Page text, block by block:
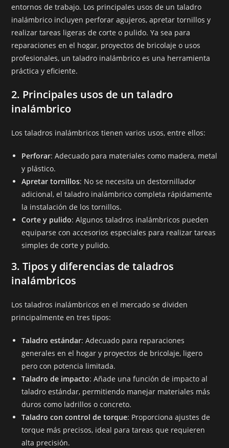
entornos de trabajo. Los principales usos de un taladro
inalámbrico incluyen perforar agujeros, apretar tornillos y
realizar tareas ligeras de corte o pulido. Ya sea para
reparaciones en el hogar, proyectos de bricolaje o usos
profesionales, un taladro inalámbrico es una herramienta
práctica y eficiente.
2. Principales usos de un taladro
inalámbrico
Los taladros inalámbricos tienen varios usos, entre ellos:
Perforar: Adecuado para materiales como madera, metal
y plástico.
Apretar tornillos: No se necesita un destornillador
adicional, el taladro inalámbrico completa rápidamente
la instalación de los tornillos.
Corte y pulido: Algunos taladros inalámbricos pueden
equiparse con accesorios especiales para realizar tareas
simples de corte y pulido.
3.Tipos y diferencias de taladros
inalámbricos
Los taladros inalámbricos en el mercado se dividen
principalmente en tres tipos:
Taladro estándar: Adecuado para reparaciones
generales en el hogar y proyectos de bricolaje, ligero
pero con potencia limitada.
Taladro de impacto: Añade una función de impacto al
taladro estándar, permitiendo manejar materiales más
duros como ladrillos o concreto.
Taladro con control de torque: Proporciona ajustes de
torque más precisos, ideal para tareas que requieren
alta precisión.